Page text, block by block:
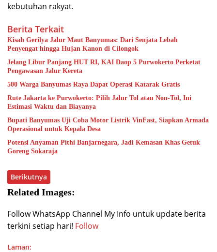
kebutuhan rakyat.
Berita Terkait
Kisah Gerilya Jalur Maut Banyumas: Dari Senjata Lebah
Penyengat hingga Hujan Kanon di Cilongok
Jelang Libur Panjang HUT RI, KAI Daop 5 Purwokerto Perketat
Pengawasan Jalur Kereta
500 Warga Banyumas Raya Dapat Operasi Katarak Gratis
Rute Jakarta ke Purwokerto: Pilih Jalur Tol atau Non-Tol, Ini
Estimasi Waktu dan Biayanya
Bupati Banyumas Uji Coba Motor Listrik VinFast, Siapkan Armada
Operasional untuk Kepala Desa
Potensi Anyaman Pithi Banjarnegara, Jadi Kemasan Khas Getuk
Goreng Sokaraja
Berikutnya
Related Images:
Follow WhatsApp Channel My Info untuk update berita
terkini setiap hari! Follow
Laman: